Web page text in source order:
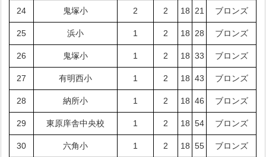
24 鬼塚小 2 2 18 21 ブロンズ
25 浜小 1 2 18 28 ブロンズ
26 鬼塚小 1 2 18 33 ブロンズ
27 有明西小 1 2 18 43 ブロンズ
28 納所小 1 2 18 46 ブロンズ
29 東原庠舎中央校 1 2 18 54 ブロンズ
30 六角小 1 2 18 55 ブロンズ